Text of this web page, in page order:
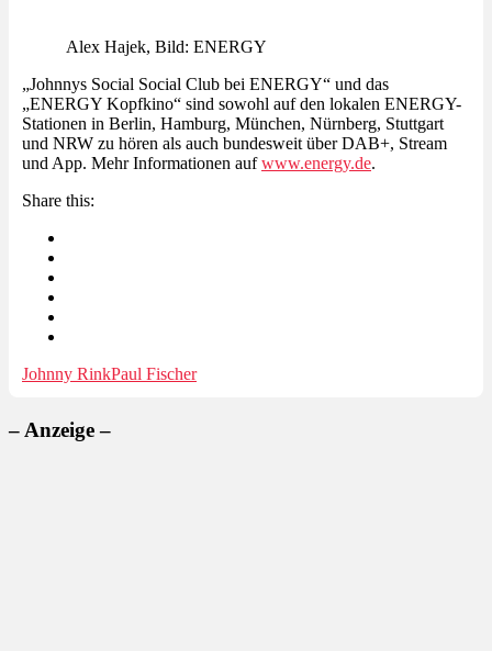
Alex Hajek, Bild: ENERGY
„Johnnys Social Social Club bei ENERGY“ und das
„ENERGY Kopfkino“ sind sowohl auf den lokalen ENERGY-
Stationen in Berlin, Hamburg, München, Nürnberg, Stuttgart
und NRW zu hören als auch bundesweit über DAB+, Stream
und App. Mehr Informationen aufwww.energy.de.
Share this:
Johnny RinkPaul Fischer
– Anzeige –